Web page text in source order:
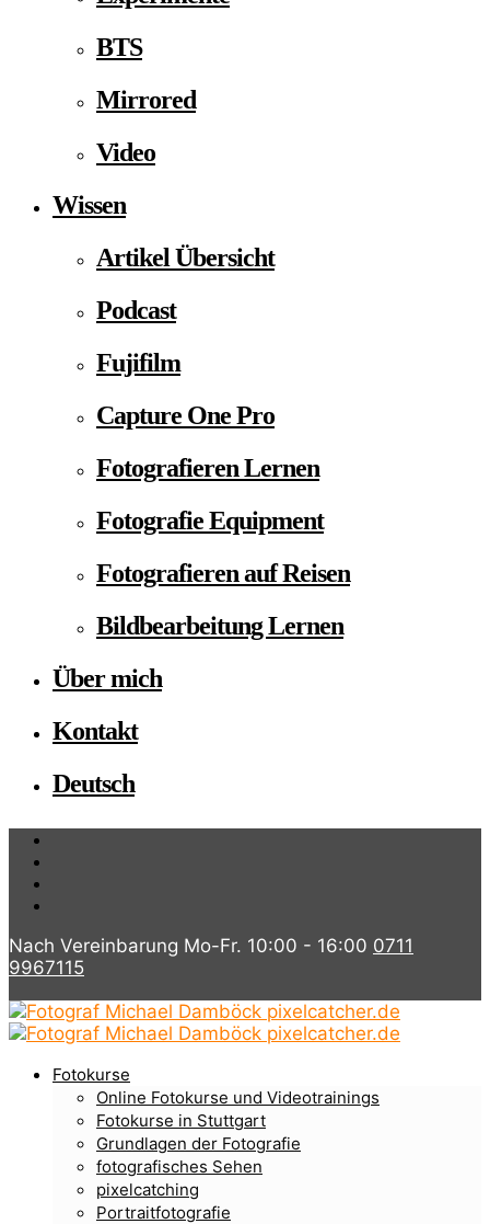
BTS
Mirrored
Video
Wissen
Artikel Übersicht
Podcast
Fujifilm
Capture One Pro
Fotografieren Lernen
Fotografie Equipment
Fotografieren auf Reisen
Bildbearbeitung Lernen
Über mich
Kontakt
Deutsch
Nach Vereinbarung Mo-Fr. 10:00 - 16:00 0711
9967115
Fotokurse
Online Fotokurse und Videotrainings
Fotokurse in Stuttgart
Grundlagen der Fotografie
fotografisches Sehen
pixelcatching
Portraitfotografie